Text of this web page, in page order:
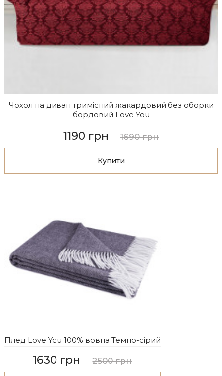
Чохол на диван тримісний жакардовий без оборки
бордовий Love You
1190 грн 1690 грн
Купити
Плед Love You 100% вовна Темно-сірий
1630 грн 2500 грн